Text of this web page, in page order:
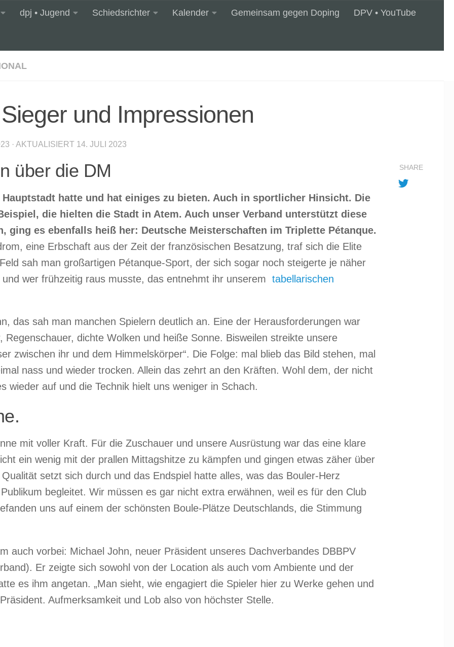
dpj • Jugend Schiedsrichter Kalender Gemeinsam gegen Doping DPV • YouTube
und Impressionen
· AKTUALISIERT 14. JULI 2023
über die DM
hatte und hat einiges zu bieten. Auch in sportlicher Hinsicht. Die
die hielten die Stadt in Atem. Auch unser Verband unterstützt diese
ging es ebenfalls heiß her: Deutsche Meisterschaften im Triplette Pétanque.
eine Erbschaft aus der Zeit der französischen Besatzung, traf sich die Elite
sah man großartigen Pétanque-Sport, der sich sogar noch steigerte je näher
wer frühzeitig raus musste, das entnehmt ihr unserem tabellarischen
das sah man manchen Spielern deutlich an. Eine der Herausforderungen war
dichte Wolken und heiße Sonne. Bisweilen streikte unsere
zwischen ihr und dem Himmelskörper“. Die Folge: mal blieb das Bild stehen, mal
nass und wieder trocken. Allein das zehrt an den Kräften. Wohl dem, der nicht
wieder auf und die Technik hielt uns weniger in Schach.
mit voller Kraft. Für die Zuschauer und unsere Ausrüstung war das eine klare
ein wenig mit der prallen Mittagshitze zu kämpfen und gingen etwas zäher über
setzt sich durch und das Endspiel hatte alles, was das Bouler-Herz
begleitet. Wir müssen es gar nicht extra erwähnen, weil es für den Club
uns auf einem der schönsten Boule-Plätze Deutschlands, die Stimmung
auch vorbei: Michael John, neuer Präsident unseres Dachverbandes DBBPV
Er zeigte sich sowohl von der Location als auch vom Ambiente und der
es ihm angetan. „Man sieht, wie engagiert die Spieler hier zu Werke gehen und
Aufmerksamkeit und Lob also von höchster Stelle.
SHARE